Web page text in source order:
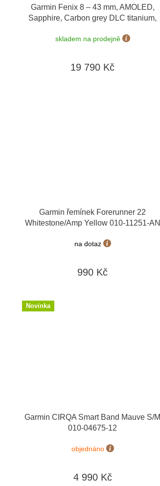
Garmin Fenix 8 – 43 mm, AMOLED,
Sapphire, Carbon grey DLC titanium,
skladem na prodejně
19 790 Kč
Garmin řemínek Forerunner 22
Whitestone/Amp Yellow 010-11251-AN
na dotaz
990 Kč
Novinka
Garmin CIRQA Smart Band Mauve S/M
010-04675-12
objednáno
4 990 Kč